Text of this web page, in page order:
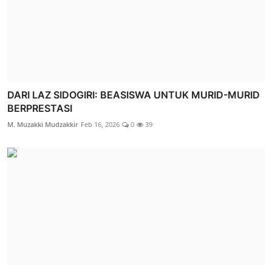
DARI LAZ SIDOGIRI: BEASISWA UNTUK MURID-MURID
BERPRESTASI
M. Muzakki Mudzakkir Feb 16, 2026 0 39